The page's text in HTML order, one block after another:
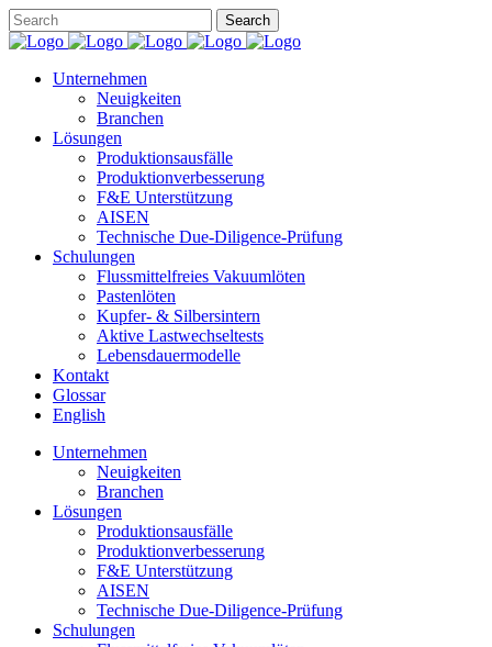
Unternehmen
Neuigkeiten
Branchen
Lösungen
Produktionsausfälle
Produktionverbesserung
F&E Unterstützung
AISEN
Technische Due-Diligence-Prüfung
Schulungen
Flussmittelfreies Vakuumlöten
Pastenlöten
Kupfer- & Silbersintern
Aktive Lastwechseltests
Lebensdauermodelle
Kontakt
Glossar
English
Unternehmen
Neuigkeiten
Branchen
Lösungen
Produktionsausfälle
Produktionverbesserung
F&E Unterstützung
AISEN
Technische Due-Diligence-Prüfung
Schulungen